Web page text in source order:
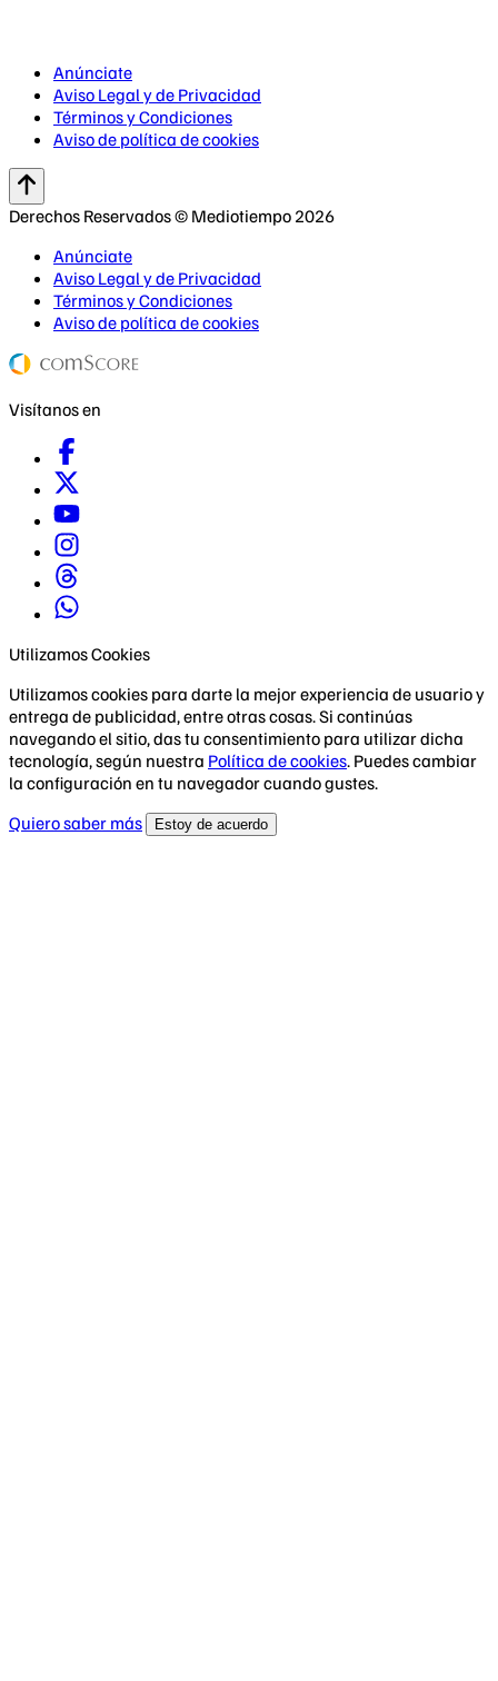
Anúnciate
Aviso Legal y de Privacidad
Términos y Condiciones
Aviso de política de cookies
Derechos Reservados © Mediotiempo 2026
Anúnciate
Aviso Legal y de Privacidad
Términos y Condiciones
Aviso de política de cookies
Visítanos en
Utilizamos Cookies
Utilizamos cookies para darte la mejor experiencia de usuario y
entrega de publicidad, entre otras cosas. Si continúas
navegando el sitio, das tu consentimiento para utilizar dicha
tecnología, según nuestra Política de cookies. Puedes cambiar
la configuración en tu navegador cuando gustes.
Quiero saber más
Estoy de acuerdo